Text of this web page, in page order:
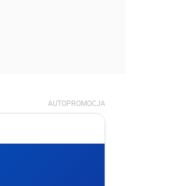
AUTOPROMOCJA